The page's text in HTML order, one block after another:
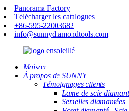
Panorama Factory
Télécharger les catalogues
+86-595-22003682
info@sunnydiamondtools.com
Maison
À propos de SUNNY
Témoignages clients
Lame de scie
Semelles diamantées